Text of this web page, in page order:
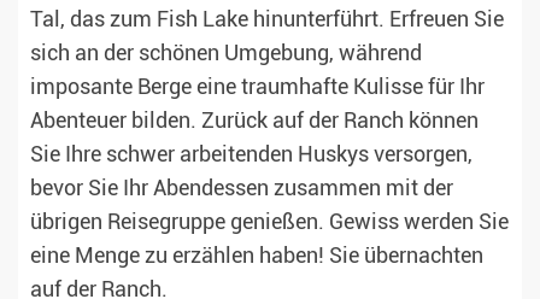
Tal, das zum Fish Lake hinunterführt. Erfreuen Sie
sich an der schönen Umgebung, während
imposante Berge eine traumhafte Kulisse für Ihr
Abenteuer bilden. Zurück auf der Ranch können
Sie Ihre schwer arbeitenden Huskys versorgen,
bevor Sie Ihr Abendessen zusammen mit der
übrigen Reisegruppe genießen. Gewiss werden Sie
eine Menge zu erzählen haben! Sie übernachten
auf der Ranch.